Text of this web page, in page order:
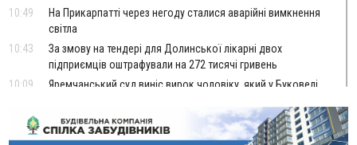
10:49
На Прикарпатті через негоду сталися аварійні вимкнення
світла
10:43
За змову на тендері для Долинської лікарні двох
підприємців оштрафували на 272 тисячі гривень
10:09
Яремчанський суд виніс вирок чоловіку, який у Буковелі
09:53
В урочищі біля Галича археологи відкопали давньоруську
вагову гирку XII–XIII століть